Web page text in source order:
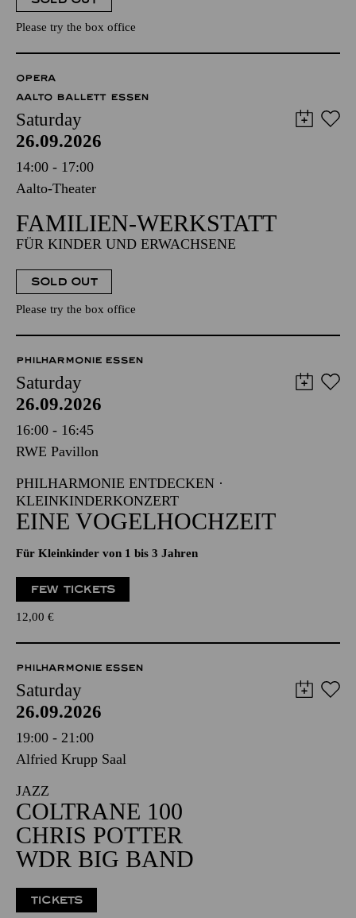
Please try the box office
OPERA
AALTO BALLETT ESSEN
Saturday
26.09.2026
14:00 - 17:00
Aalto-Theater
FAMILIEN-WERKSTATT
FÜR KINDER UND ERWACHSENE
SOLD OUT
Please try the box office
PHILHARMONIE ESSEN
Saturday
26.09.2026
16:00 - 16:45
RWE Pavillon
PHILHARMONIE ENTDECKEN ·
KLEINKINDERKONZERT
EINE VOGELHOCHZEIT
Für Kleinkinder von 1 bis 3 Jahren
FEW TICKETS
12,00 €
PHILHARMONIE ESSEN
Saturday
26.09.2026
19:00 - 21:00
Alfried Krupp Saal
JAZZ
COLTRANE 100
CHRIS POTTER
WDR BIG BAND
TICKETS